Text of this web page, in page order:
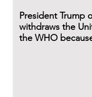
President Trump
withdraws the
the WHO